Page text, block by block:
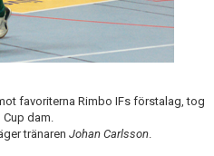
favoriterna Rimbo IFs förstalag, tog
dam.
tränaren Johan Carlsson.